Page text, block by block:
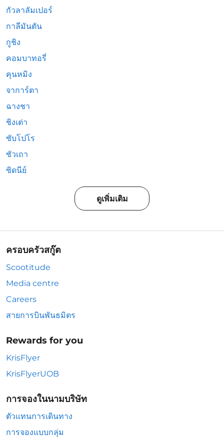
กัวลาลัมเปอร์
กาลีมันตัน
กูชิง
คอมบาทอรี่
คุนหมิง
จาการ์ตา
ฉางชา
ชิงเต่า
ซับโปโร
ซัวเถา
ซิดนีย์
ดูเพิ่มเติม
ครอบครัวสกู๊ต
Scootitude
Media centre
Careers
สายการบินพันธมิตร
Rewards for you
KrisFlyer
KrisFlyerUOB
การจองในนามบริษัท
ตัวแทนการเดินทาง
การจองแบบกลุ่ม